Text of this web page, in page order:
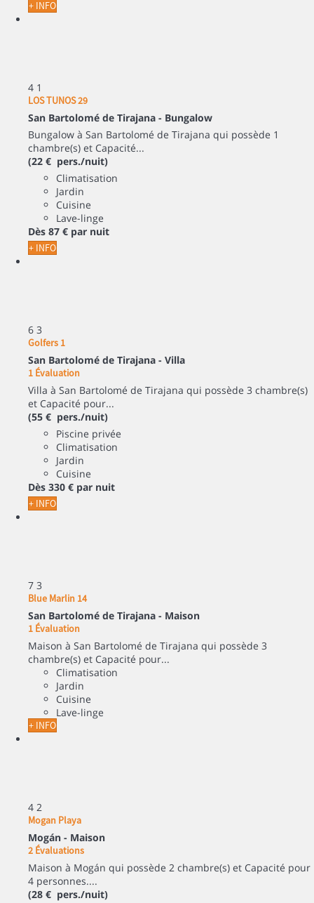
+ INFO
4 1
LOS TUNOS 29
San Bartolomé de Tirajana - Bungalow
Bungalow à San Bartolomé de Tirajana qui possède 1
chambre(s) et Capacité...
(22 € pers./nuit)
Climatisation
Jardin
Cuisine
Lave-linge
Dès 87 € par nuit
+ INFO
6 3
Golfers 1
San Bartolomé de Tirajana - Villa
1 Évaluation
Villa à San Bartolomé de Tirajana qui possède 3 chambre(s)
et Capacité pour...
(55 € pers./nuit)
Piscine privée
Climatisation
Jardin
Cuisine
Dès 330 € par nuit
+ INFO
7 3
Blue Marlin 14
San Bartolomé de Tirajana - Maison
1 Évaluation
Maison à San Bartolomé de Tirajana qui possède 3
chambre(s) et Capacité pour...
Climatisation
Jardin
Cuisine
Lave-linge
+ INFO
4 2
Mogan Playa
Mogán - Maison
2 Évaluations
Maison à Mogán qui possède 2 chambre(s) et Capacité pour
4 personnes....
(28 € pers./nuit)